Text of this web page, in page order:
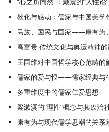
教化与感动：儒家与中国美学
民族、国民与国家——康有为
高富贵 传统文化与奥运精神
王国维对中国哲学核心范畴的
儒家的爱与恨——儒家经典与
多重维度中的儒家仁爱思想
梁漱溟的“理性”概念与其政治
康有为与现代儒学思潮的关系